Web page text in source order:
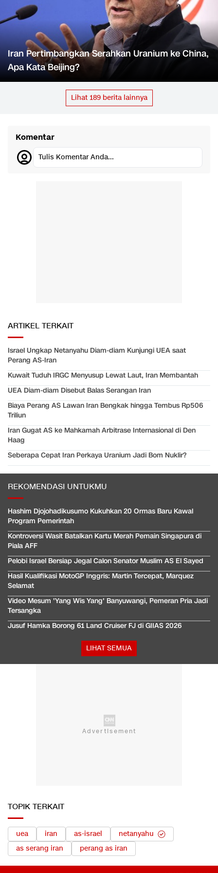
Iran Pertimbangkan Serahkan Uranium ke China,
Apa Kata Beijing?
Lihat 189berita lainnya
Komentar
Tulis Komentar Anda...
ARTIKEL TERKAIT
Israel Ungkap Netanyahu Diam-diam Kunjungi UEA saat
Perang AS-Iran
Kuwait Tuduh IRGC Menyusup Lewat Laut, Iran Membantah
UEA Diam-diam Disebut Balas Serangan Iran
Biaya Perang AS Lawan Iran Bengkak hingga Tembus Rp506
Triliun
Iran Gugat AS ke Mahkamah Arbitrase Internasional di Den
Haag
Seberapa Cepat Iran Perkaya Uranium Jadi Bom Nuklir?
REKOMENDASI UNTUKMU
Hashim Djojohadikusumo Kukuhkan 20 Ormas Baru Kawal
Program Pemerintah
Kontroversi Wasit Batalkan Kartu Merah Pemain Singapura di
Piala AFF
Pelobi Israel Bersiap Jegal Calon Senator Muslim AS El Sayed
Hasil Kualifikasi MotoGP Inggris: Martin Tercepat, Marquez
Selamat
Video Mesum 'Yang Wis Yang' Banyuwangi, Pemeran Pria Jadi
Tersangka
Jusuf Hamka Borong 61 Land Cruiser FJ di GIIAS 2026
LIHAT SEMUA
TOPIK TERKAIT
uea iran as-israel
netanyahu
as serang iran
perang as iran